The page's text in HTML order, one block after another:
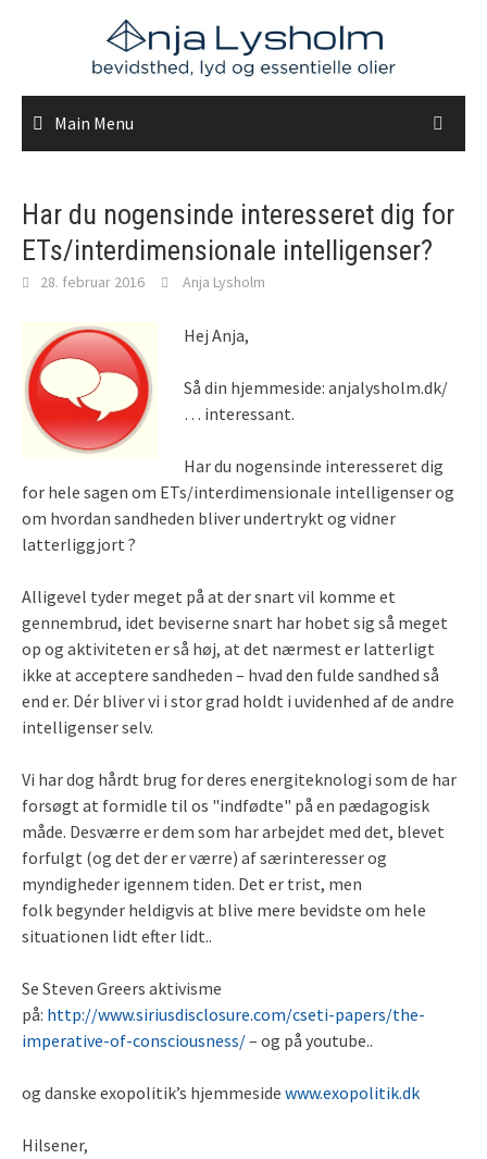
Main Menu
Har du nogensinde interesseret dig for
ETs/interdimensionale intelligenser?
28. februar 2016 Anja Lysholm
Hej Anja,
Så din hjemmeside: anjalysholm.dk/
… interessant.
Har du nogensinde interesseret dig
for hele sagen om ETs/interdimensionale intelligenser og
om hvordan sandheden bliver undertrykt og vidner
latterliggjort ?
Alligevel tyder meget på at der snart vil komme et
gennembrud, idet beviserne snart har hobet sig så meget
op og aktiviteten er så høj, at det nærmest er latterligt
ikke at acceptere sandheden – hvad den fulde sandhed så
end er. Dér bliver vi i stor grad holdt i uvidenhed af de andre
intelligenser selv.
Vi har dog hårdt brug for deres energiteknologi som de har
forsøgt at formidle til os "indfødte" på en pædagogisk
måde. Desværre er dem som har arbejdet med det, blevet
forfulgt (og det der er værre) af særinteresser og
myndigheder igennem tiden. Det er trist, men
folk begynder heldigvis at blive mere bevidste om hele
situationen lidt efter lidt..
Se Steven Greers aktivisme
på: http://www.siriusdisclosure.com/cseti-papers/the-
imperative-of-consciousness/– og på youtube..
og danske exopolitik’s hjemmeside www.exopolitik.dk
Hilsener,